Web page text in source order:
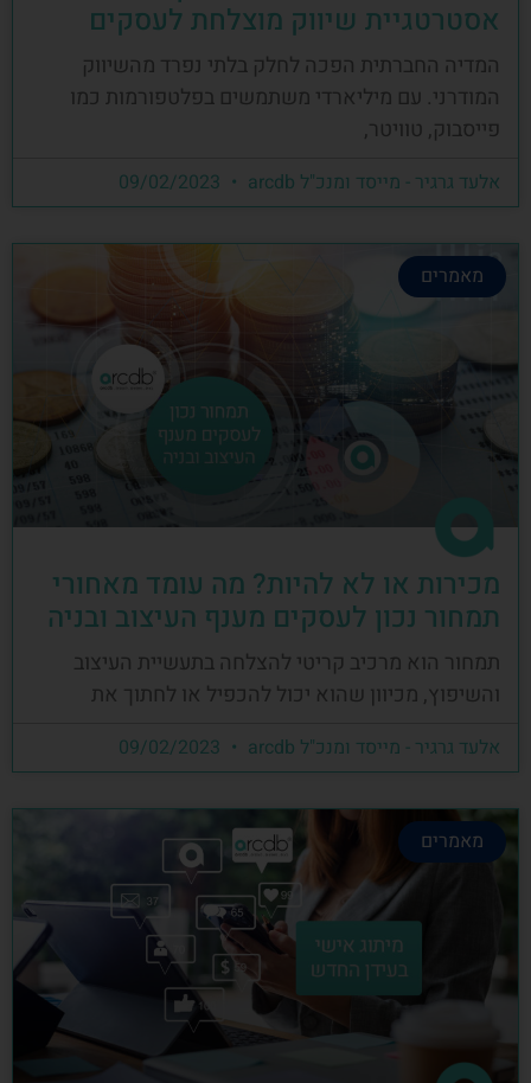
אסטרטגיית שיווק מוצלחת לעסקים
המדיה החברתית הפכה לחלק בלתי נפרד מהשיווק
המודרני. עם מיליארדי משתמשים בפלטפורמות כמו
פייסבוק, טוויטר,
אלעד גרגיר - מייסד ומנכ"ל arcdb
מאמרים
מכירות או לא להיות? מה עומד מאחורי
תמחור נכון לעסקים מענף העיצוב ובניה
תמחור הוא מרכיב קריטי להצלחה בתעשיית העיצוב
והשיפוץ, מכיוון שהוא יכול להכפיל או לחתוך את
אלעד גרגיר - מייסד ומנכ"ל arcdb
מאמרים